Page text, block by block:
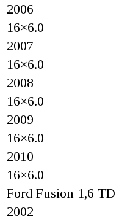
2006
16×6.0
2007
16×6.0
2008
16×6.0
2009
16×6.0
2010
16×6.0
Ford Fusion 1,6 TD
2002